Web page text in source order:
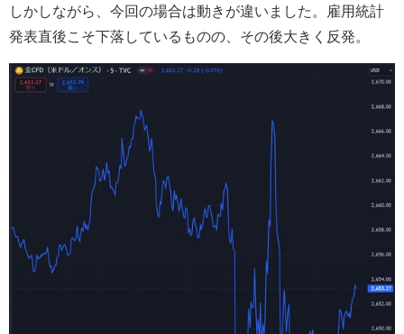
しかしながら、今回の場合は動きが違いました。雇用統計
発表直後こそ下落しているものの、その後大きく反発。